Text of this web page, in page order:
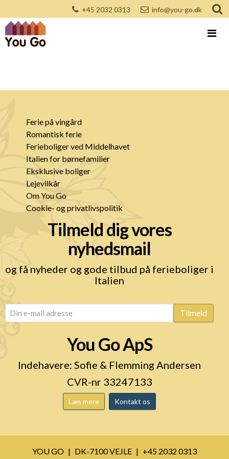
+45 2032 0313 info@you-go.dk
Ferie på vingård
Romantisk ferie
Ferieboliger ved Middelhavet
Italien for børnefamilier
Eksklusive boliger
Lejevilkår
Om You Go
Cookie- og privatlivspolitik
Tilmeld dig vores
nyhedsmail
og få nyheder og gode tilbud på ferieboliger i
Italien
email (Påkrævet) Tilmeld
You Go ApS
Indehavere: Sofie & Flemming Andersen
CVR-nr 33247133
Læs mere Kontakt os
YOU GO DK-7100 VEJLE
+45 2032 0313